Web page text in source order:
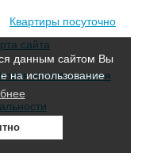
данным сайтом Вы
на использование
Квартиры посуточно
сайта
использования